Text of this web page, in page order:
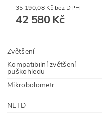
35 190,08 Kč bez DPH
42 580 Kč
Zvětšení
Kompatibilní zvětšení
puškohledu
Mikrobolometr
NETD